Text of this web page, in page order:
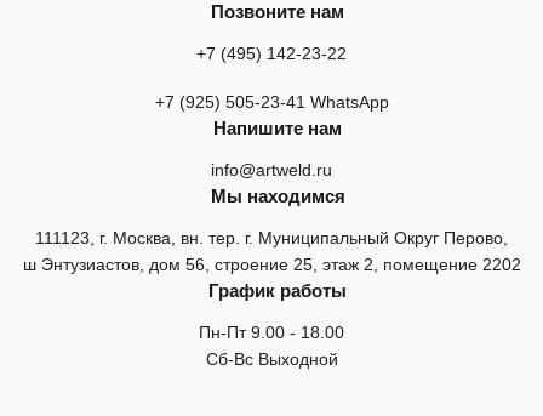
Позвоните нам
+7 (495) 142-23-22
+7 (925) 505-23-41 WhatsApp
Напишите нам
info@artweld.ru
Мы находимся
111123, г. Москва, вн. тер. г. Муниципальный Округ Перово,
ш Энтузиастов, дом 56, строение 25, этаж 2, помещение 2202
График работы
Пн-Пт 9.00 - 18.00
Сб-Вс Выходной